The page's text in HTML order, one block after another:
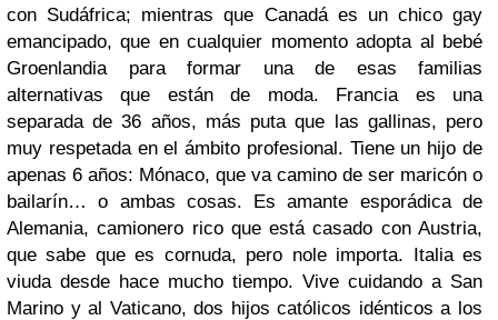
con Sudáfrica; mientras que Canadá es un chico gay
emancipado, que en cualquier momento adopta al bebé
Groenlandia para formar una de esas familias
alternativas que están de moda. Francia es una
separada de 36 años, más puta que las gallinas, pero
muy respetada en el ámbito profesional. Tiene un hijo de
apenas 6 años: Mónaco, que va camino de ser maricón o
bailarín… o ambas cosas. Es amante esporádica de
Alemania, camionero rico que está casado con Austria,
que sabe que es cornuda, pero nole importa. Italia es
viuda desde hace mucho tiempo. Vive cuidando a San
Marino y al Vaticano, dos hijos católicos idénticos a los